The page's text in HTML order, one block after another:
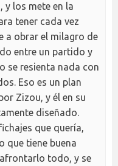
y los mete en la
tener cada vez
a obrar el milagro de
entre un partido y
se resienta nada con
Eso es un plan
Zizou, y él en su
diseñado.
que quería,
que tiene buena
todo, y se